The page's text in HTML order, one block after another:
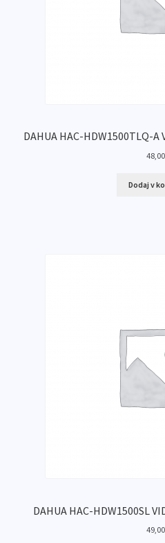
DAHUA HAC-HDW1500TLQ-A
48,00
Dodaj v
DAHUA HAC-HDW1500SL
49,00